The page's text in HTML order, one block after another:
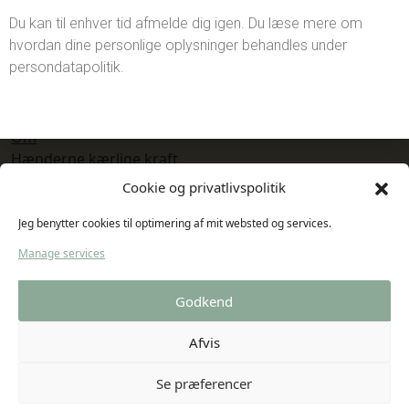
Cookie og privatlivspolitik
Jeg benytter cookies til optimering af mit websted og services.
Manage services
Godkend
Afvis
Se præferencer
Kasse
Kurv
Om
Hænderne kærlige kraft
Naturens livskræfter i THE OIL [Dare to love]
FQA om olierne
Min Konto
Du kan til enhver tid afmelde dig igen. Du læse mere om
hvordan dine personlige oplysninger behandles under
persondatapolitik.